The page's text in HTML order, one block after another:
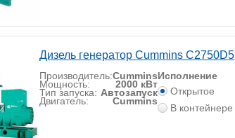
Дизель генератор Cummins C2750D5
Производитель:Cummins
Мощность: 2000 кВт
Тип запуска: Автозапуск
Двигатель: Cummins
Исполнение
Открытое
В контейнере